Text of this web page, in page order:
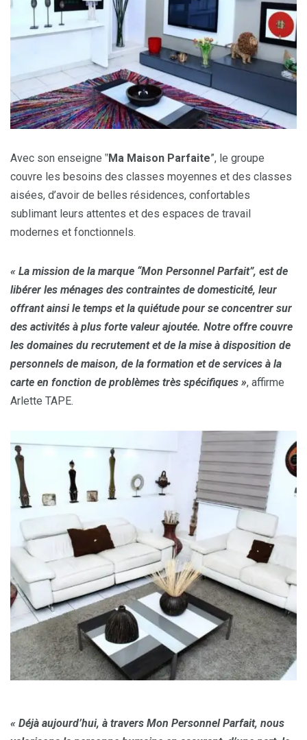
Avec son enseigne ‟Ma Maison Parfaite”, le groupe
couvre les besoins des classes moyennes et des classes
aisées, d’avoir de belles résidences, confortables
sublimant leurs attentes et des espaces de travail
modernes et fonctionnels.
« La mission de la marque “Mon Personnel Parfait”, est de
libérer les ménages des contraintes de domesticité, leur
offrant ainsi le temps et la quiétude pour se concentrer sur
des activités à plus forte valeur ajoutée. Notre offre couvre
les domaines du recrutement et de la mise à disposition de
personnels de maison, de la formation et de services à la
carte en fonction de problèmes très spécifiques », affirme
Arlette TAPE.
« Déjà aujourd’hui, à travers Mon Personnel Parfait, nous